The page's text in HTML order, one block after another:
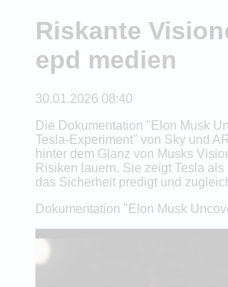
Riskante
epd medien
30.01.2026 08:40
Die Dokumentation "Elon Musk
Tesla-Experiment" von Sky und
hinter dem Glanz von Musks
Risiken lauern. Sie zeigt Tesla als
das Sicherheit predigt und
Dokumentation "Elon Musk